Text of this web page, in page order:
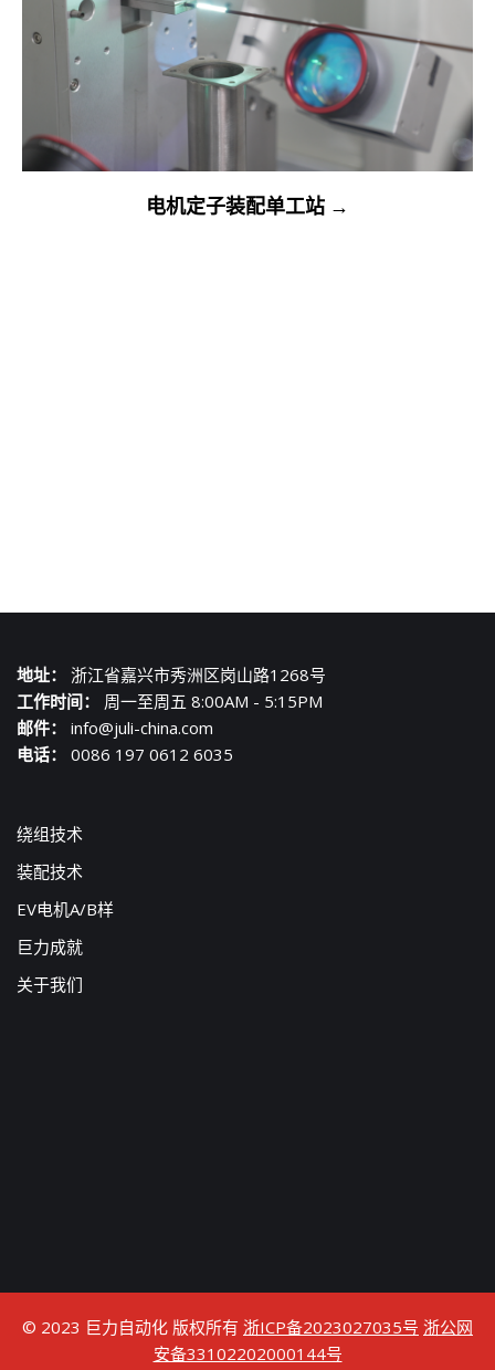
电机定子装配单工站 →
地址：
浙江省嘉兴市秀洲区岗山路1268号
工作时间：
周一至周五 8:00AM - 5:15PM
邮件：
info@juli-china.com
电话：
0086 197 0612 6035
绕组技术
装配技术
EV电机A/B样
巨力成就
关于我们
© 2023 巨力自动化 版权所有 浙ICP备2023027035号 浙公网
安备33102202000144号